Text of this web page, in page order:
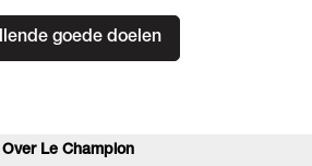
goede doelen
Over Le Champion